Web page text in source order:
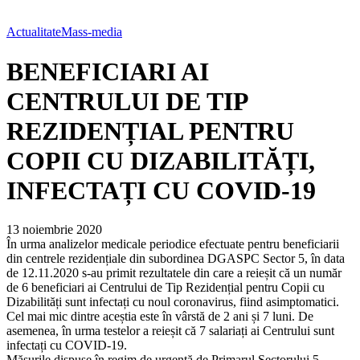
ActualitateMass-media
BENEFICIARI AI
CENTRULUI DE TIP
REZIDENȚIAL PENTRU
COPII CU DIZABILITĂȚI,
INFECTAȚI CU COVID-19
13 noiembrie 2020
În urma analizelor medicale periodice efectuate pentru beneficiarii
din centrele rezidențiale din subordinea DGASPC Sector 5, în data
de 12.11.2020 s-au primit rezultatele din care a reieșit că un număr
de 6 beneficiari ai Centrului de Tip Rezidențial pentru Copii cu
Dizabilități sunt infectați cu noul coronavirus, fiind asimptomatici.
Cel mai mic dintre aceștia este în vârstă de 2 ani și 7 luni. De
asemenea, în urma testelor a reieșit că 7 salariați ai Centrului sunt
infectați cu COVID-19.